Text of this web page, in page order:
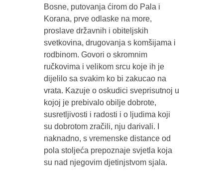
Bosne, putovanja ćirom do Pala i
Korana, prve odlaske na more,
proslave državnih i obiteljskih
svetkovina, drugovanja s komšijama i
rodbinom. Govori o skromnim
ručkovima i velikom srcu koje ih je
dijelilo sa svakim ko bi zakucao na
vrata. Kazuje o oskudici sveprisutnoj u
kojoj je prebivalo obilje dobrote,
susretljivosti i radosti i o ljudima koji
su dobrotom zračili, nju darivali. I
naknadno, s vremenske distance od
pola stoljeća prepoznaje svjetla koja
su nad njegovim djetinjstvom sjala.